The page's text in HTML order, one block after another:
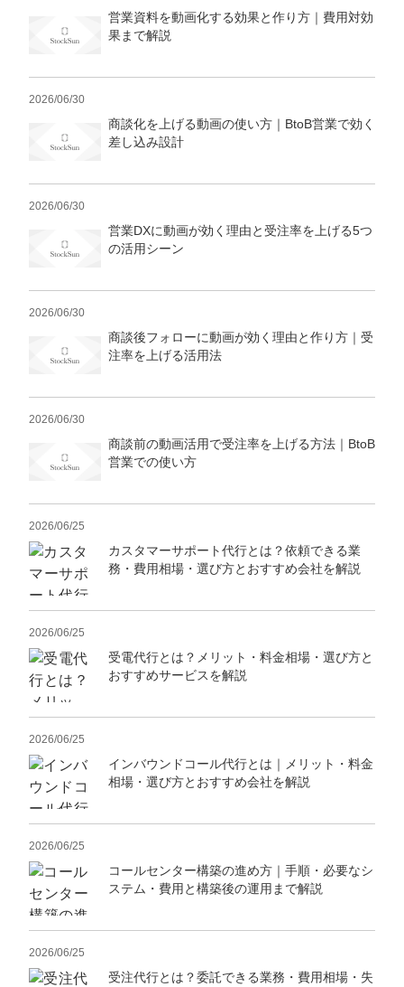
営業資料を動画化する効果と作り方｜費用対効
果まで解説
2026/06/30
商談化を上げる動画の使い方｜BtoB営業で効く
差し込み設計
2026/06/30
営業DXに動画が効く理由と受注率を上げる5つ
の活用シーン
2026/06/30
商談後フォローに動画が効く理由と作り方｜受
注率を上げる活用法
2026/06/30
商談前の動画活用で受注率を上げる方法｜BtoB
営業での使い方
2026/06/25
カスタマーサポート代行とは？依頼できる業
務・費用相場・選び方とおすすめ会社を解説
2026/06/25
受電代行とは？メリット・料金相場・選び方と
おすすめサービスを解説
2026/06/25
インバウンドコール代行とは｜メリット・料金
相場・選び方とおすすめ会社を解説
2026/06/25
コールセンター構築の進め方｜手順・必要なシ
ステム・費用と構築後の運用まで解説
2026/06/25
受注代行とは？委託できる業務・費用相場・失